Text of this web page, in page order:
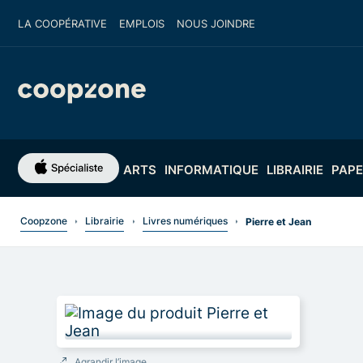
LA COOPÉRATIVE EMPLOIS NOUS JOINDRE
ARTS INFORMATIQUE LIBRAIRIE
Coopzone Librairie Livres numériques Pierre et Jean